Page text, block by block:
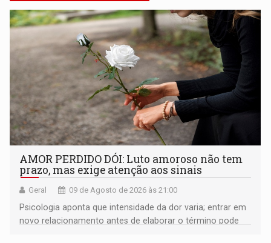
AMOR PERDIDO DÓI: Luto amoroso não tem
prazo, mas exige atenção aos sinais
Geral 09 de Agosto de 2026 às 21:00
Psicologia aponta que intensidade da dor varia; entrar em
novo relacionamento antes de elaborar o término pode